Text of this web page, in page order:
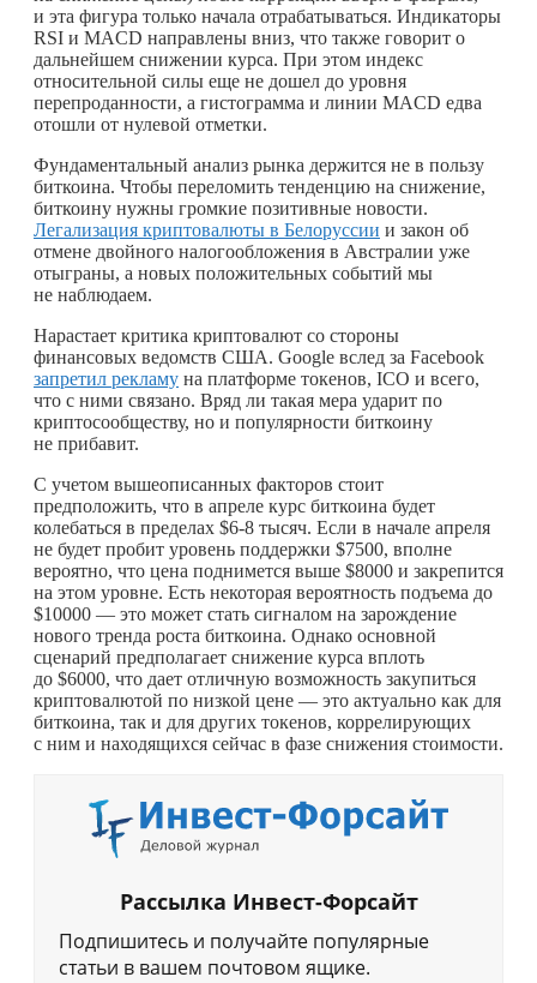
и эта фигура только начала отрабатываться. Индикаторы
RSI и MACD направлены вниз, что также говорит о
дальнейшем снижении курса. При этом индекс
относительной силы еще не дошел до уровня
перепроданности, а гистограмма и линии MACD едва
отошли от нулевой отметки.
Фундаментальный анализ рынка держится не в пользу
биткоина. Чтобы переломить тенденцию на снижение,
биткоину нужны громкие позитивные новости.
Легализация криптовалюты в Белоруссии и закон об
отмене двойного налогообложения в Австралии уже
отыграны, а новых положительных событий мы
не наблюдаем.
Нарастает критика криптовалют со стороны
финансовых ведомств США. Google вслед за Facebook
запретил рекламу на платформе токенов, ICO и всего,
что с ними связано. Вряд ли такая мера ударит по
криптосообществу, но и популярности биткоину
не прибавит.
С учетом вышеописанных факторов стоит
предположить, что в апреле курс биткоина будет
колебаться в пределах $6-8 тысяч. Если в начале апреля
не будет пробит уровень поддержки $7500, вполне
вероятно, что цена поднимется выше $8000 и закрепится
на этом уровне. Есть некоторая вероятность подъема до
$10000 — это может стать сигналом на зарождение
нового тренда роста биткоина. Однако основной
сценарий предполагает снижение курса вплоть
до $6000, что дает отличную возможность закупиться
криптовалютой по низкой цене — это актуально как для
биткоина, так и для других токенов, коррелирующих
с ним и находящихся сейчас в фазе снижения стоимости.
Рассылка Инвест-Форсайт
Подпишитесь и получайте популярные
статьи в вашем почтовом ящике.